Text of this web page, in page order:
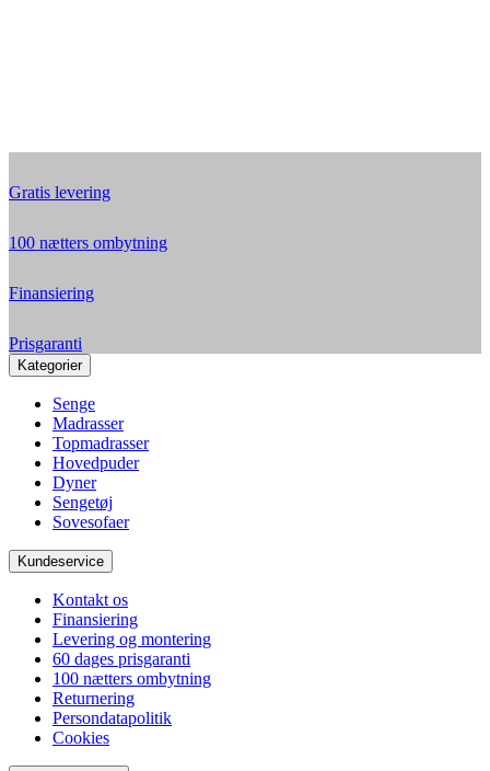
Gratis levering
100 nætters ombytning
Finansiering
Prisgaranti
Kategorier
Senge
Madrasser
Topmadrasser
Hovedpuder
Dyner
Sengetøj
Sovesofaer
Kundeservice
Kontakt os
Finansiering
Levering og montering
60 dages prisgaranti
100 nætters ombytning
Returnering
Persondatapolitik
Cookies